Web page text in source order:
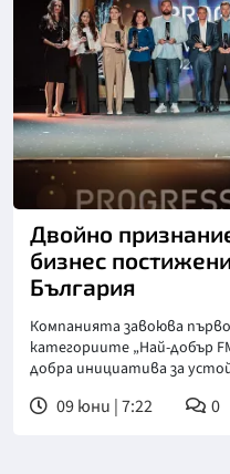
Двойно
бизнес
България
Компанията завоюва първо
категориите „Най-добър
добра инициатива за
09 юни | 7:22 0